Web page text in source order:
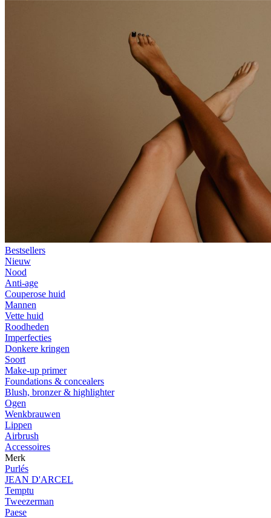
Bestsellers
Nieuw
Nood
Anti-age
Couperose huid
Mannen
Vette huid
Roodheden
Imperfecties
Donkere kringen
Soort
Make-up primer
Foundations & concealers
Blush, bronzer & highlighter
Ogen
Wenkbrauwen
Lippen
Airbrush
Accessoires
Merk
Purlés
JEAN D'ARCEL
Temptu
Tweezerman
Paese